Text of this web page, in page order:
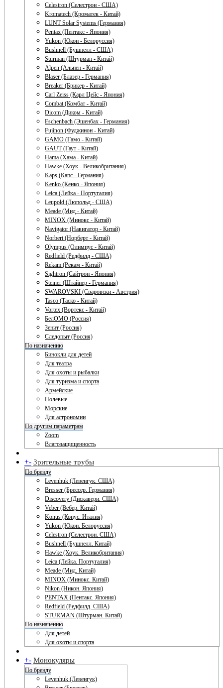
Celestron (Селестрон - США)
Kromatech (Кроматек - Китай)
LUNT Solar Systems (Германия)
Pentax (Пентакс - Япония)
Yukon (Юкон - Белоруссия)
Bushnell (Бушнелл - США)
Sturman (Штурман - Китай)
Alpen (Альпен - Китай)
Blaser (Блазер - Германия)
Breaker (Брикер - Китай)
Carl Zeiss (Карл Цейс - Япония)
Combat (Комбат - Китай)
Dicom (Диком - Китай)
Eschenbach (Эшенбах - Германия)
Fujinon (Фуджинон - Китай)
GAMO (Гамо - Китай)
GAUT (Гаут - Китай)
Hama (Хама - Китай)
Hawke (Хоук - Великобритания)
Kaps (Капс - Германия)
Kenko (Кенко - Япония)
Leica (Лейка - Португалия)
Leupold (Люпольд - США)
Meade (Мид - Китай)
MINOX (Минокс - Китай)
Navigator (Навигатор - Китай)
Norbert (Норберт - Китай)
Olympus (Олимпус - Китай)
Redfield (Редфилд - США)
Rekam (Рекам - Китай)
Sightron (Сайтрон - Япония)
Steiner (Штайнер - Германия)
SWAROVSKI (Сваровски - Австрия)
Tasco (Таско - Китай)
Vortex (Вортекс - Китай)
БелОМО (Россия)
Зенит (Россия)
Следопыт (Россия)
По назначению
Бинокли для детей
Для театра
Для охоты и рыбалки
Для туризма и спорта
Армейские
Полевые
Морские
Для астрономии
По другим параметрам
Zoom
Влагозащищенность
+- Зрительные трубы
По бренду
Levenhuk (Левенгук. США)
Bresser (Брессер. Германия)
Discovery (Дискавери. США)
Veber (Вебер. Китай)
Konus (Конус. Италия)
Yukon (Юкон. Белоруссия)
Celestron (Селестрон. США)
Bushnell (Бушнелл. Китай)
Hawke (Хоук. Великобритания)
Leica (Лейка. Португалия)
Meade (Мид. Китай)
MINOX (Минокс. Китай)
Nikon (Никон. Япония)
PENTAX (Пентакс. Япония)
Redfield (Редфилд. США)
STURMAN (Штурман. Китай)
По назначению
Для детей
Для охоты и спорта
+- Монокуляры
По бренду
Levenhuk (Левенгук)